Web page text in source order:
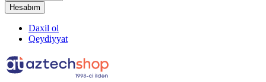
Hesabım
Daxil ol
Qeydiyyat